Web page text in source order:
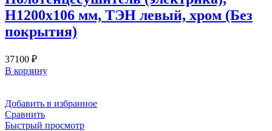
H1200х106 мм, ТЭН левый, хром (Без
покрытия)
37100 ₽
В корзину
Добавить в избранное
Сравнить
Быстрый просмотр